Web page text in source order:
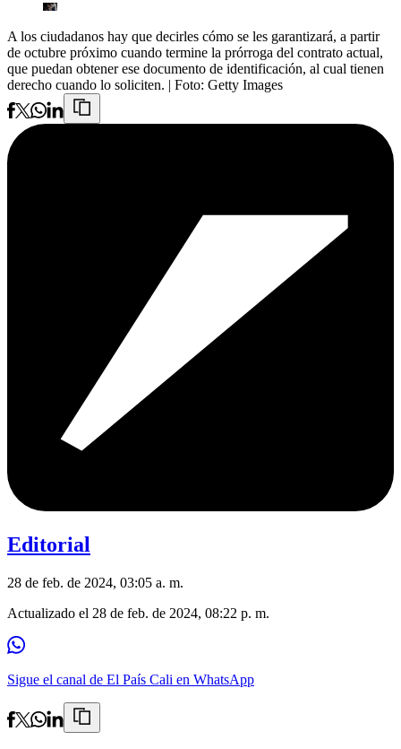
A los ciudadanos hay que decirles cómo se les garantizará, a partir
de octubre próximo cuando termine la prórroga del contrato actual,
que puedan obtener ese documento de identificación, al cual tienen
derecho cuando lo soliciten. | Foto: Getty Images
Editorial
28 de feb. de 2024, 03:05 a. m.
Actualizado el 28 de feb. de 2024, 08:22 p. m.
Sigue el canal de El País Cali en WhatsApp